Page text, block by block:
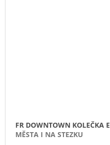
FR DOWNTOWN KOLEČKA
MĚSTA I NA STEZKU